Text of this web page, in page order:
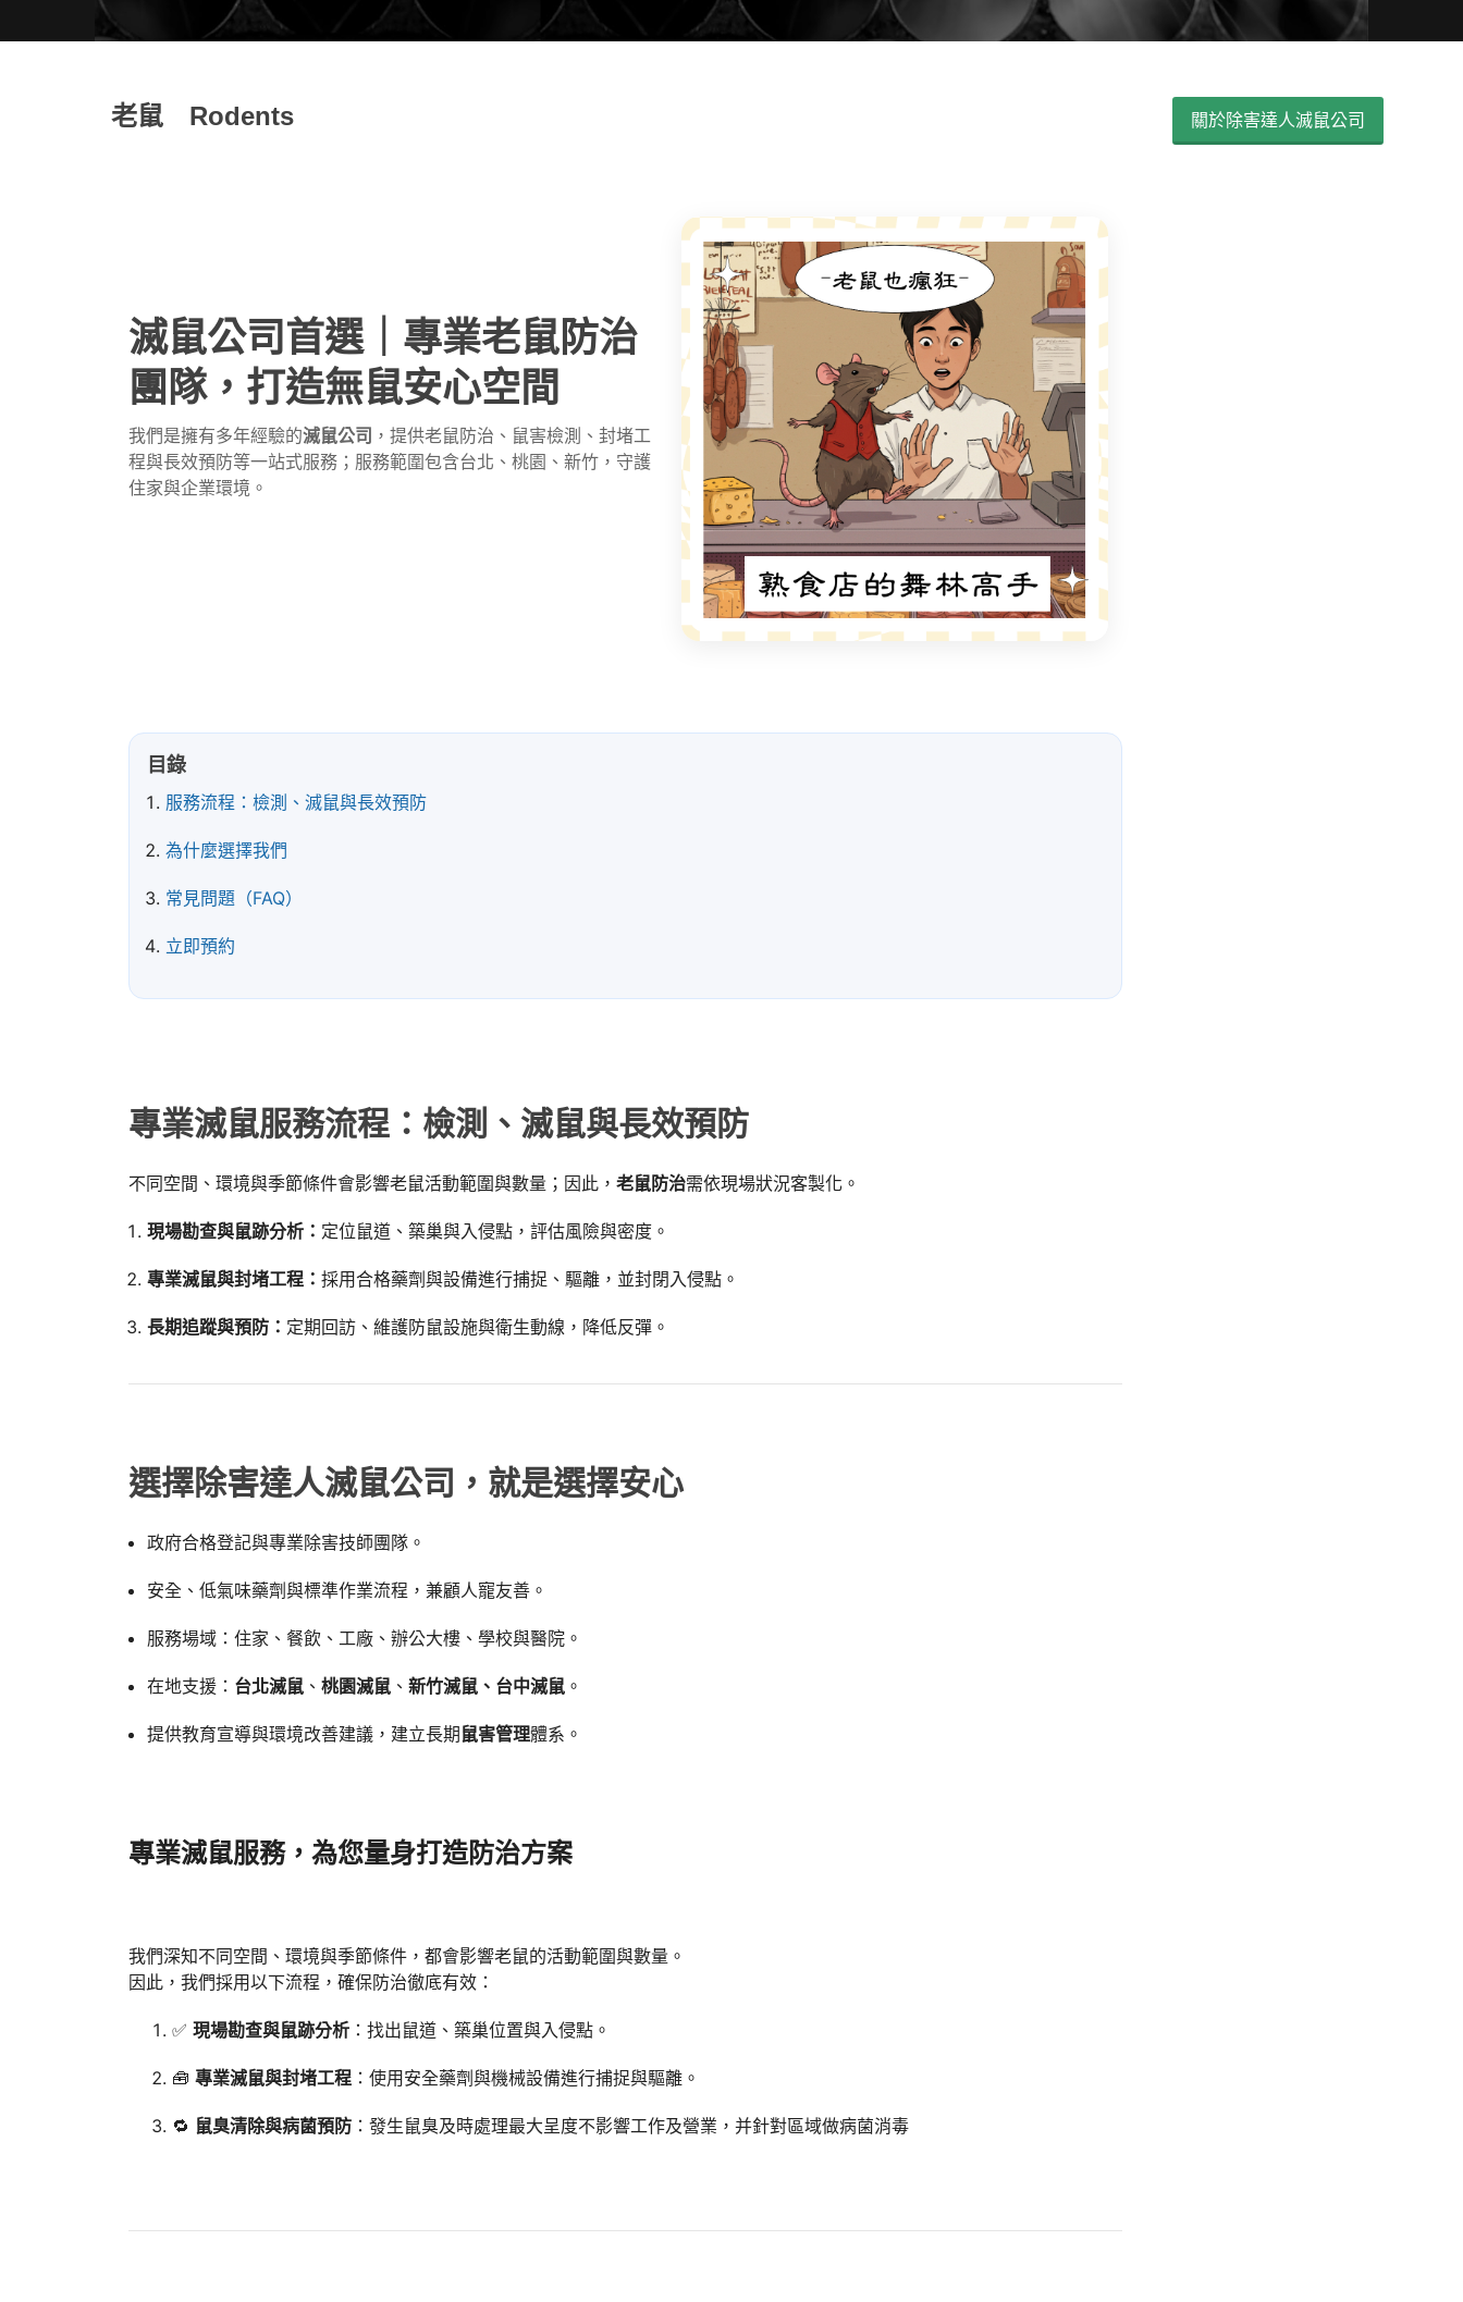
老鼠 Rodents
滅鼠公司首選｜專業老鼠防治
團隊，打造無鼠安心空間
我們是擁有多年經驗的滅鼠公司 ，提供老鼠防治 、鼠害檢測、封堵工
程與長效預防等一站式服務；服務範圍包含台北、桃園、新竹，守護
住家與企業環境。
目錄
服務流程：檢測、滅鼠與長效預防
為什麼選擇我們
常見問題（FAQ）
立即預約
專業滅鼠服務流程：檢測、滅鼠與長效預防
不同空間、環境與季節條件會影響老鼠活動範圍與數量；因此， 老鼠防治需依現場狀況客製化。
現場勘查與鼠跡分析： 定位鼠道、築巢與入侵點，評估風險與密度。
專業滅鼠與封堵工程：採用合格藥劑與設備進行捕捉、驅離，並封閉入侵點。
長期追蹤與預防： 定期回訪、維護防鼠設施與衛生動線，降低反彈。
選擇除害達人滅鼠公司，就是選擇安心
政府合格登記與專業除害技師團隊。
安全、低氣味藥劑與標準作業流程，兼顧人寵友善。
服務場域：住家、餐飲、工廠、辦公大樓、學校與醫院。
在地支援： 台北滅鼠 、桃園滅鼠 、新竹滅鼠 、 台中滅鼠 。
提供教育宣導與環境改善建議，建立長期 鼠害管理體系。
專業滅鼠服務，為您量身打造防治方案
我們深知不同空間、環境與季節條件，都會影響老鼠的活動範圍與數量。
因此，我們採用以下流程，確保防治徹底有效：
✅ 現場勘查與鼠跡分析：找出鼠道、築巢位置與入侵點。
🧰 專業滅鼠與封堵工程：使用安全藥劑與機械設備進行捕捉與驅離。
🔁 鼠臭清除與病菌預防：發生鼠臭及時處理最大呈度不影響工作及營業，并針對區域做病菌消毒
關於除害達人滅鼠公司